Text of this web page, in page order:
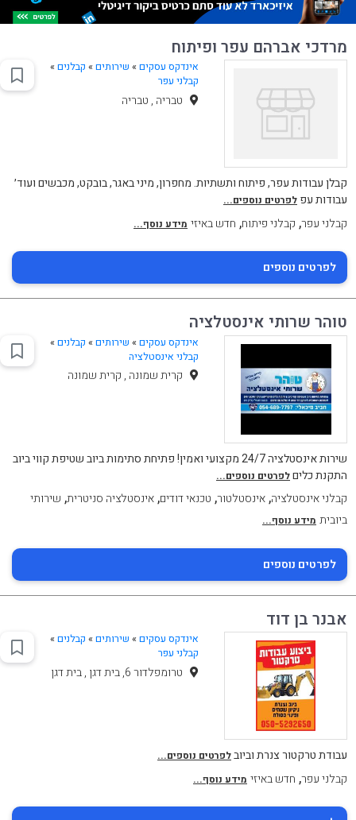
מרדכי אברהם עפר ופיתוח
אינדקס עסקים » שירותים» קבלנים»
קבלני עפר
טבריה , טבריה
קבלן עבודות עפר, פיתוח ותשתיות. מחפרון, מיני באגר, בובקט, מכבשים ועוד׳
עבודות עפ לפרטים נוספים...
קבלני עפר, קבלני פיתוח, חדש באיזי מידע נוסף...
לפרטים נוספים
טוהר שרותי אינסטלציה
אינדקס עסקים » שירותים» קבלנים»
קבלני אינסטלציה
קרית שמונה , קרית שמונה
שירות אינסטלציה 24/7 מקצועי ואמין! פתיחת סתימות ביוב שטיפת קווי ביוב
התקנת כליםלפרטים נוספים...
קבלני אינסטלציה,אינסטלטור, טכנאי דודים,אינסטלציה סניטרית, שירותי
ביובית מידע נוסף...
לפרטים נוספים
אבנר בן דוד
אינדקס עסקים » שירותים» קבלנים»
קבלני עפר
טרומפלדור 6, בית דגן , בית דגן
עבודת טרקטור צנרת וביובלפרטים נוספים...
קבלני עפר, חדש באיזי מידע נוסף...